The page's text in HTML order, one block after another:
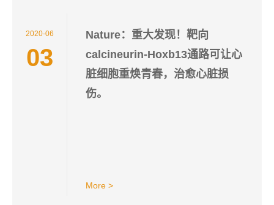
2020-06
03
Nature：重大发现！靶向
calcineurin-Hoxb13通路可让心
脏细胞重焕青春，治愈心脏损
伤。
More >